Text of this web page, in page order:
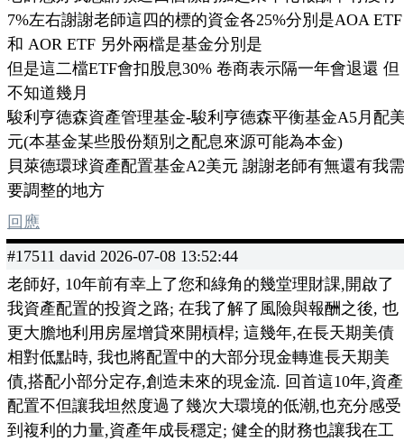
7%左右謝謝老師這四的標的資金各25%分別是AOA ETF
和 AOR ETF 另外兩檔是基金分別是
但是這二檔ETF會扣股息30% 卷商表示隔一年會退還 但
不知道幾月
駿利亨德森資產管理基金-駿利亨德森平衡基金A5月配
元(本基金某些股份類別之配息來源可能為本金)
貝萊德環球資產配置基金A2美元 謝謝老師有無還有我需
要調整的地方
回應
#17511 david 2026-07-08 13:52:44
老師好, 10年前有幸上了您和綠角的幾堂理財課,開啟了
我資產配置的投資之路; 在我了解了風險與報酬之後, 也
更大膽地利用房屋增貸來開槓桿; 這幾年,在長天期美債
相對低點時, 我也將配置中的大部分現金轉進長天期美
債,搭配小部分定存,創造未來的現金流. 回首這10年,資產
配置不但讓我坦然度過了幾次大環境的低潮,也充分感受
到複利的力量,資產年成長穩定; 健全的財務也讓我在工